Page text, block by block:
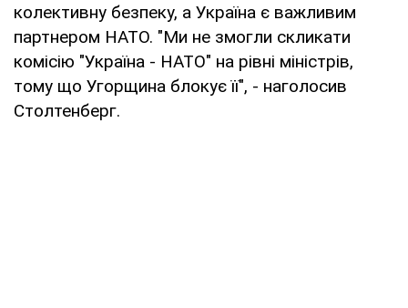
колективну безпеку, а Україна є важливим
партнером НАТО. "Ми не змогли скликати
комісію "Україна - НАТО" на рівні міністрів,
тому що Угорщина блокує її", - наголосив
Столтенберг.